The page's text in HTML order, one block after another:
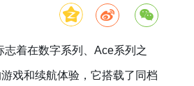
着在数字系列、Ace系列之
戏和续航体验，它搭载了同档